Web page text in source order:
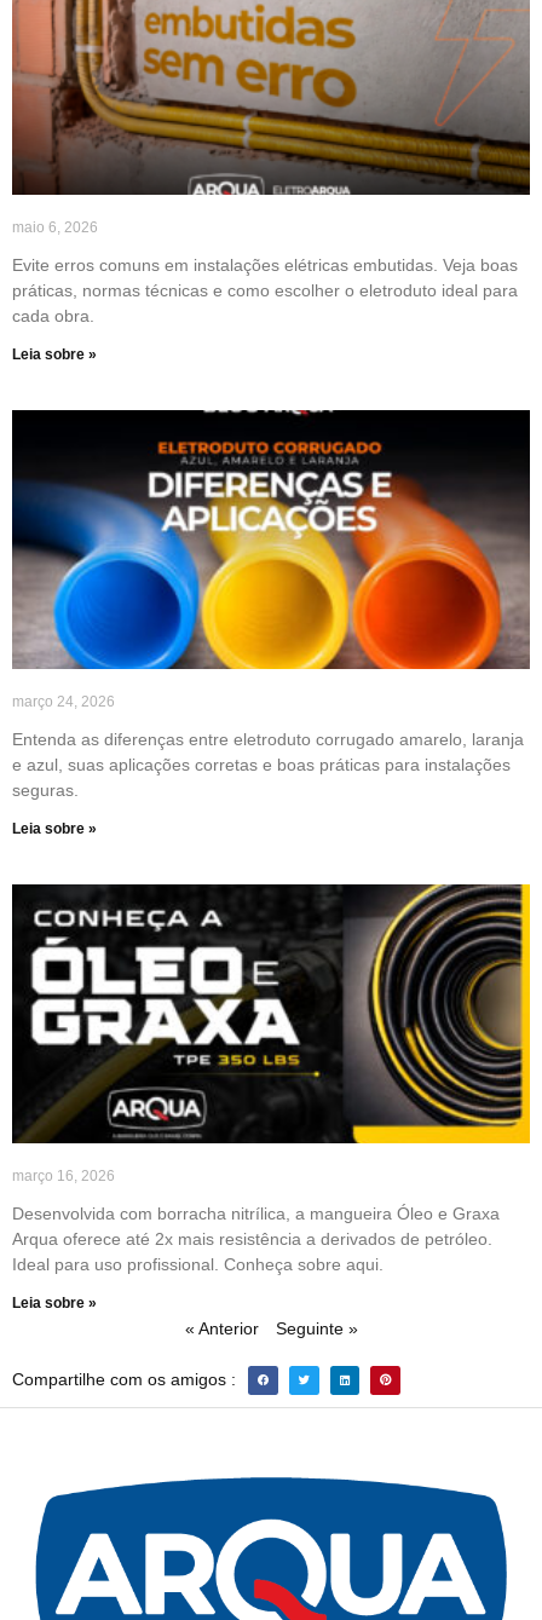
maio 6, 2026
Evite erros comuns em instalações elétricas embutidas. Veja boas
práticas, normas técnicas e como escolher o eletroduto ideal para
cada obra.
Leia sobre »
março 24, 2026
Entenda as diferenças entre eletroduto corrugado amarelo, laranja
e azul, suas aplicações corretas e boas práticas para instalações
seguras.
Leia sobre »
março 16, 2026
Desenvolvida com borracha nitrílica, a mangueira Óleo e Graxa
Arqua oferece até 2x mais resistência a derivados de petróleo.
Ideal para uso profissional. Conheça sobre aqui.
Leia sobre »
« Anterior Seguinte »
Compartilhe com os amigos :